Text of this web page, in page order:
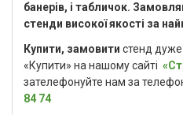
банерів, і табличок.
стенди високої якості за
Купити, замовити стенд дуже
«Купити» на нашому сайті
зателефонуйте нам за
84 74